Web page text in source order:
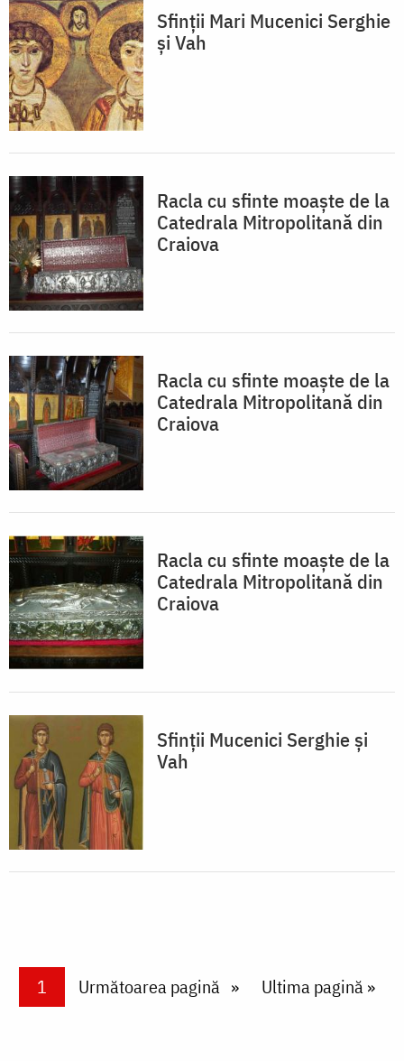
Sfinţii Mari Mucenici Serghie
şi Vah
Racla cu sfinte moaște de la
Catedrala Mitropolitană din
Craiova
Racla cu sfinte moaște de la
Catedrala Mitropolitană din
Craiova
Racla cu sfinte moaște de la
Catedrala Mitropolitană din
Craiova
Sfinții Mucenici Serghie și
Vah
PaginareCurrent page
1 Next page
Următoarea pagină Last page
Ultima pagină »